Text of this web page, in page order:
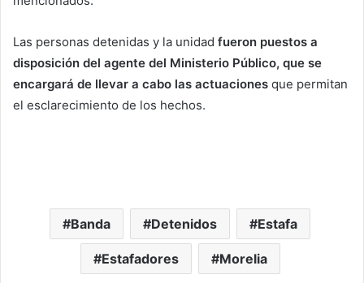
Las personas detenidas y la unidad fueron puestos a
disposición del agente del Ministerio Público, que se
encargará de llevar a cabo las actuaciones que permitan
el esclarecimiento de los hechos.
Banda Detenidos Estafa
Estafadores Morelia